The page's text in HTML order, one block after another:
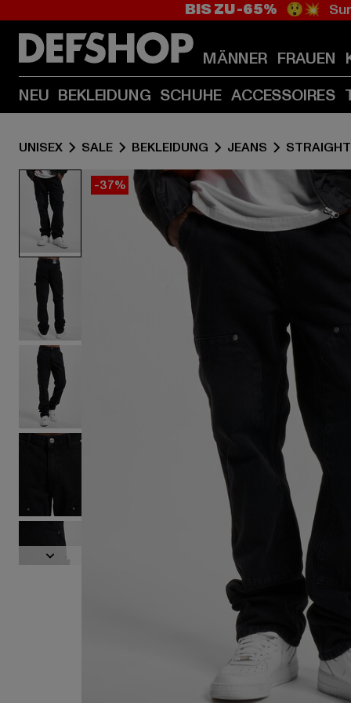
BIS ZU -65% 😲💥
MÄNNER FRAUEN
NEU BEKLEIDUNG SCHUHE ACCESSOIRES
UNISEX SALE BEKLEIDUNG JEANS
-37%